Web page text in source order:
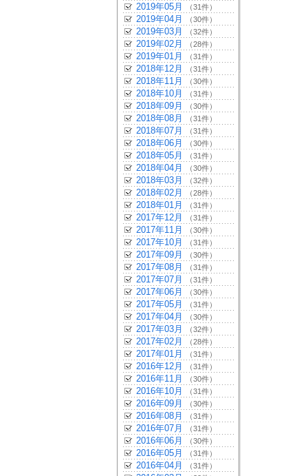
2019年05月 （31件）
2019年04月 （30件）
2019年03月 （32件）
2019年02月 （28件）
2019年01月 （31件）
2018年12月 （31件）
2018年11月 （30件）
2018年10月 （31件）
2018年09月 （30件）
2018年08月 （31件）
2018年07月 （31件）
2018年06月 （30件）
2018年05月 （31件）
2018年04月 （30件）
2018年03月 （32件）
2018年02月 （28件）
2018年01月 （31件）
2017年12月 （31件）
2017年11月 （30件）
2017年10月 （31件）
2017年09月 （30件）
2017年08月 （31件）
2017年07月 （31件）
2017年06月 （30件）
2017年05月 （31件）
2017年04月 （30件）
2017年03月 （32件）
2017年02月 （28件）
2017年01月 （31件）
2016年12月 （31件）
2016年11月 （30件）
2016年10月 （31件）
2016年09月 （30件）
2016年08月 （31件）
2016年07月 （31件）
2016年06月 （30件）
2016年05月 （31件）
2016年04月 （31件）